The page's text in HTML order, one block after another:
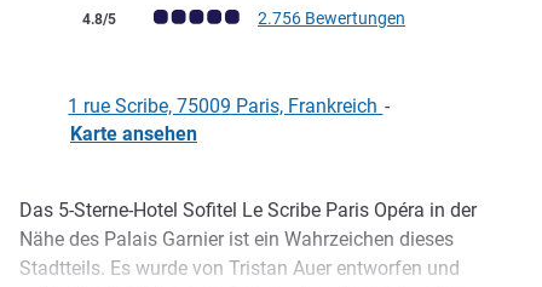
Note Kundenmeinungen (Bewertung ALL)
4.8/5 2.756 Bewertungen
1 rue Scribe, 75009 Paris, Frankreich -
Karte ansehen
Beschreibung
Das 5-Sterne-Hotel Sofitel Le Scribe Paris Opéra in der
Nähe des Palais Garnier ist ein Wahrzeichen dieses
Stadtteils. Es wurde von Tristan Auer entworfen und